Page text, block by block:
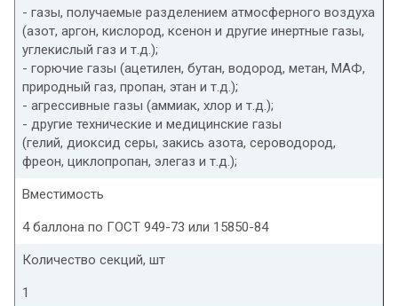
- газы, получаемые разделением атмосферного воздуха
(азот, аргон, кислород, ксенон и другие инертные газы,
углекислый газ и т.д.);
- горючие газы (ацетилен, бутан, водород, метан, МАФ,
природный газ, пропан, этан и т.д.);
- агрессивные газы (аммиак, хлор и т.д.);
- другие технические и медицинские газы
(гелий, диоксид серы, закись азота, сероводород,
фреон, циклопропан, элегаз и т.д.);
Вместимость
4 баллона по ГОСТ 949-73 или 15850-84
Количество секций, шт
1